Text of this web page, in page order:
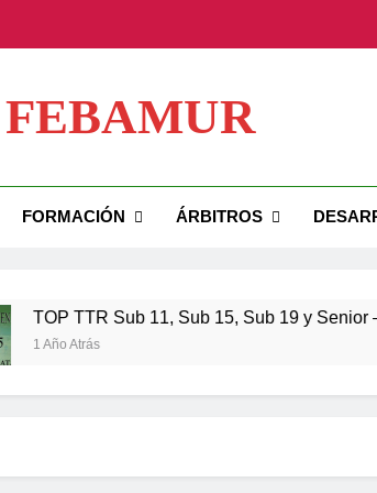
TOP
TOP
FEBAMUR
FORMACIÓN ÁRBITROS
TOP TTR Sub 11, Sub 15, Sub 19 y Senior –
1 Año Atrás